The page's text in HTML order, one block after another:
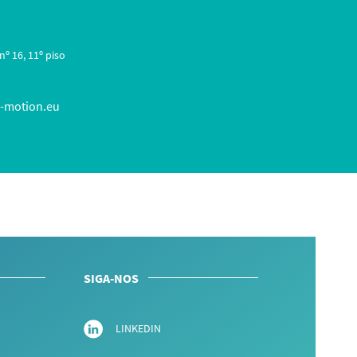
16, 11º piso
motion.eu
SIGA-NOS
LINKEDIN